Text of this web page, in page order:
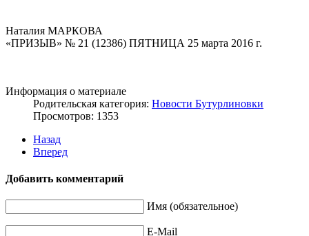
Наталия МАРКОВА
«ПРИЗЫВ» № 21 (12386) ПЯТНИЦА 25 марта 2016 г.
Информация о материале
Родительская категория: Новости Бутурлиновки
Просмотров: 1353
Назад
Вперед
Добавить комментарий
Имя (обязательное)
E-Mail